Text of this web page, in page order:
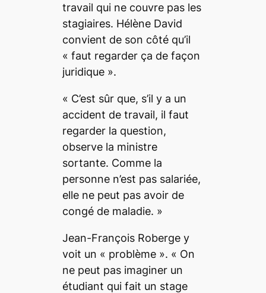
travail qui ne couvre pas les
stagiaires. Hélène David
convient de son côté qu’il
« faut regarder ça de façon
juridique».
« C’est sûr que, s’il y a un
accident de travail, il faut
regarder la question,
observe la ministre
sortante. Comme la
personne n’est pas salariée,
elle ne peut pas avoir de
congé de maladie. »
Jean-François Roberge y
voit un « problème». « On
ne peut pas imaginer un
étudiant qui fait un stage